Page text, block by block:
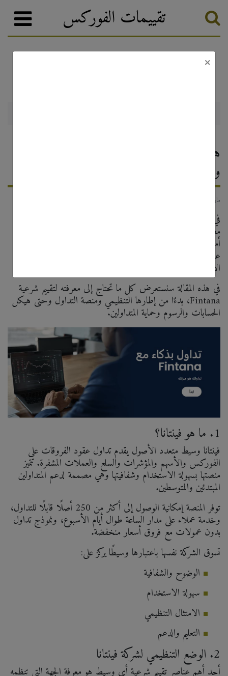
تقييمات الفوركس
هل منصة فينتانا قانونية؟ نظرة على ميزاتها
ولوائحها التنظيمية
6 مارس, 2026
في عالم التداول الإلكتروني المليء بالخيارات، يُعدّ التأكد من
مصداقية الوسيط وشفافيته وأمانه أمرًا بالغ الأهمية قبل استثمار
عقود الفروقات بدون عمولات عبر مجموعة واسعة من فئات
الأصول، ولكن هل هي منصة جديرة بالثقة حقًا؟
في هذه المقالة سنستعرض كل ما تحتاج إلى معرفته لتقييم شرعية
Fintana، بدءًا من إطارها التنظيمي ومنصة التداول وحتى هيكل
الحسابات والرسوم وحماية المتداولين.
1. ما هو فينتانا؟
فينتانا وسيط متعدد الأصول يقدم تداول عقود الفروقات على
الفوركس والأسهم والمؤشرات والسلع والعملات المشفرة. تتميز
منصتها بسهولة الاستخدام وشفافيتها وهي مصممة لدعم المتداولين
المبتدئين والمتوسطين.
توفر المنصة إمكانية الوصول إلى أكثر من 250 أصلًا قابلًا للتداول،
وخدمة عملاء على مدار الساعة طوال أيام الأسبوع، ونموذج تداول
بدون عمولات مع فروق أسعار منخفضة.
تسوق الشركة نفسها باعتبارها وسيطًا يركز على:
الوضوح والشفافية
سهولة الاستخدام
الامتثال التنظيمي
التعليم والدعم
2. الوضع التنظيمي لشركة فينتانا
أحد أهم عناصر تقييم شرعية أي وسيط هو معرفة الجهة التي تنظمه
×